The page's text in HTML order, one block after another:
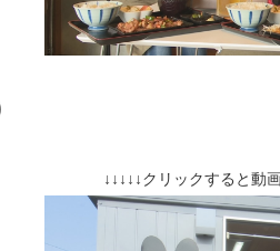
↓↓↓↓↓クリックすると動